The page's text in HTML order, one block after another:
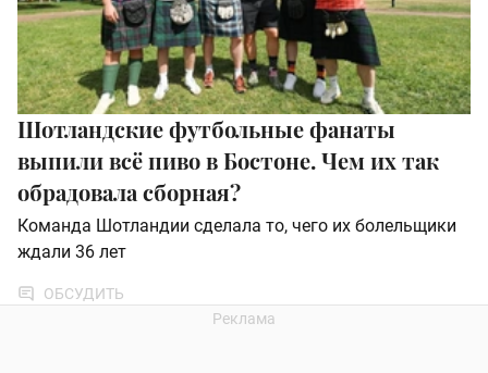
Шотландские футбольные фанаты
выпили всё пиво в Бостоне. Чем их так
обрадовала сборная?
Команда Шотландии сделала то, чего их болельщики
ждали 36 лет
ОБСУДИТЬ